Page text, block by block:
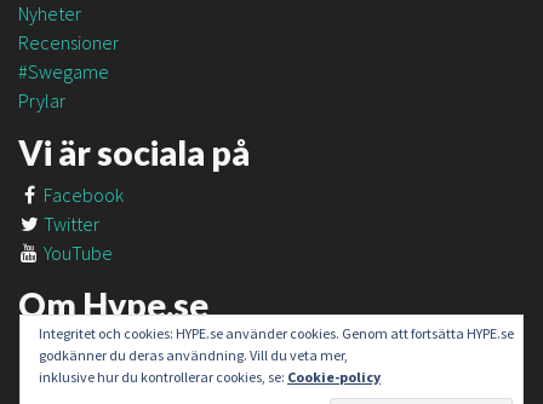
Nyheter
Recensioner
#Swegame
Prylar
Vi är sociala på
Facebook
Twitter
YouTube
Om Hype.se
Om oss
Om #SweGame
Integritet och cookies: HYPE.se använder cookies. Genom att fortsätta HYPE.se
godkänner du deras användning. Vill du veta mer,
inklusive hur du kontrollerar cookies, se: Cookie-policy